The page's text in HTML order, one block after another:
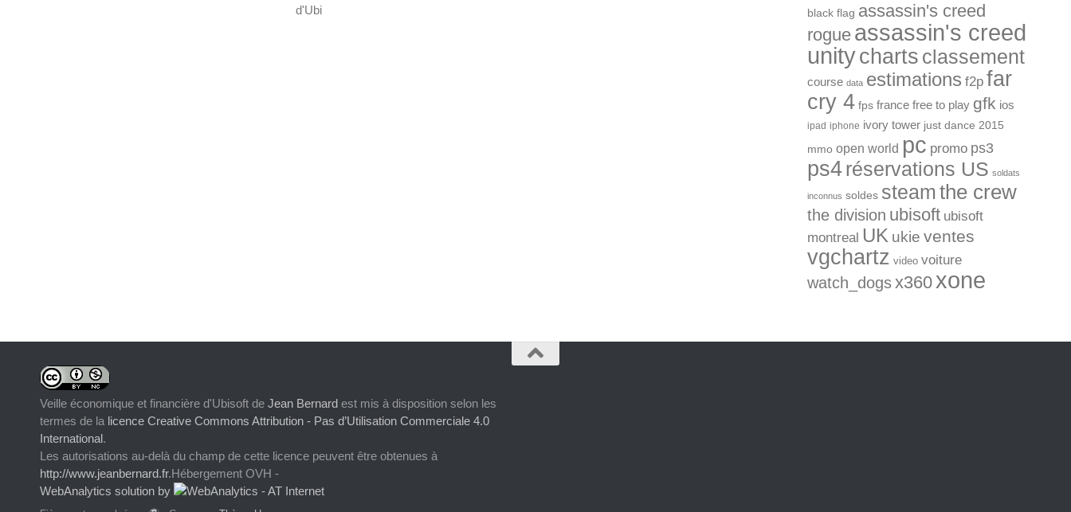
d'Ubi
black flag assassin's creed
rogue assassin's creed
unitycharts classement
course data estimations f2p far
cry 4 fps france free to play gfk ios
ipad iphone ivory tower just dance 2015
mmo open world pc promo ps3
ps4réservations US soldats
inconnus soldes steamthe crew
the division ubisoft ubisoft
montreal UK ukie ventes
vgchartz video voiture
watch_dogsx360 xone
Veille économique et financière d'Ubisoft de Jean Bernard est mis à disposition selon les
termes de la licence Creative Commons Attribution - Pas d’Utilisation Commerciale 4.0
International.
Les autorisations au-delà du champ de cette licence peuvent être obtenues à
http://www.jeanbernard.fr.Hébergement OVH -
WebAnalytics solution by